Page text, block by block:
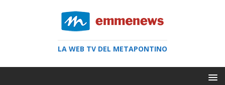
LA WEB TV DEL METAPONTINO